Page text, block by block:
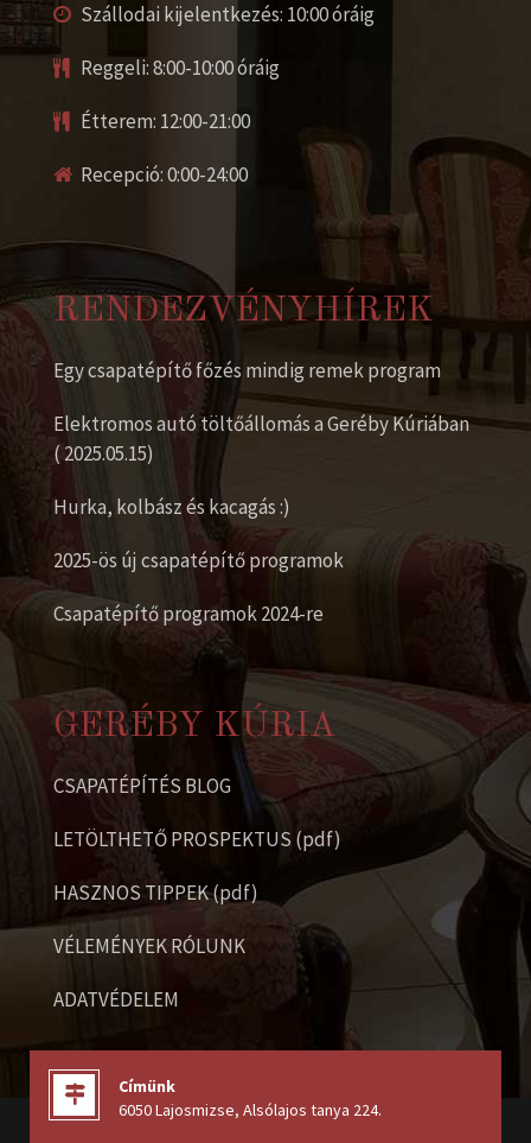
Szállodai kijelentkezés: 10:00 óráig
Reggeli: 8:00-10:00 óráig
Étterem: 12:00-21:00
Recepció: 0:00-24:00
RENDEZVÉNYHÍREK
Egy csapatépítő főzés mindig remek program
Elektromos autó töltőállomás a Geréby Kúriában
( 2025.05.15)
Hurka, kolbász és kacagás :)
2025-ös új csapatépítő programok
Csapatépítő programok 2024-re
GERÉBY KÚRIA
CSAPATÉPÍTÉS BLOG
LETÖLTHETŐ PROSPEKTUS (pdf)
HASZNOS TIPPEK (pdf)
VÉLEMÉNYEK RÓLUNK
ADATVÉDELEM
Címünk
6050 Lajosmizse, Alsólajos tanya 224.